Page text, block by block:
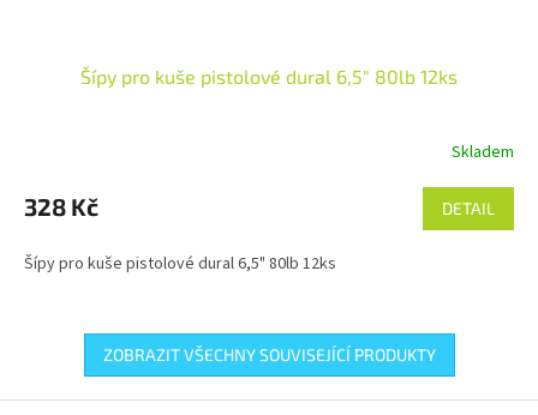
Šípy pro kuše pistolové dural 6,5" 80lb 12ks
Skladem
328 Kč DETAIL
Šípy pro kuše pistolové dural 6,5" 80lb 12ks
ZOBRAZIT VŠECHNY SOUVISEJÍCÍ PRODUKTY